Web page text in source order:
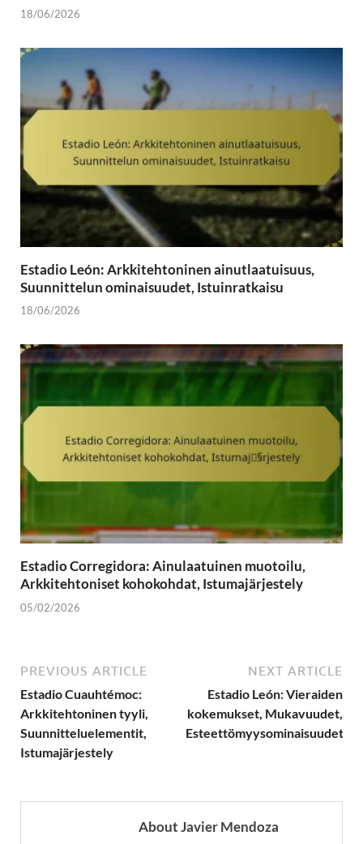
18/06/2026
Estadio León: Arkkitehtoninen ainutlaatuisuus,
Suunnittelun ominaisuudet, Istuinratkaisu
18/06/2026
Estadio Corregidora: Ainulaatuinen muotoilu,
Arkkitehtoniset kohokohdat, Istumajärjestely
05/02/2026
PREVIOUS ARTICLE
Estadio Cuauhtémoc:
Arkkitehtoninen tyyli,
Suunnitteluelementit,
Istumajärjestely
NEXT ARTICLE
Estadio León: Vieraiden
kokemukset, Mukavuudet,
Esteettömyysominaisuudet
About Javier Mendoza